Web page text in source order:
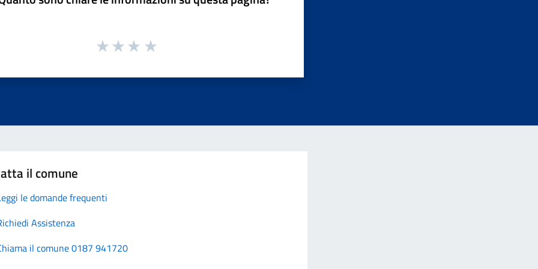
il comune
le domande frequenti
Assistenza
il comune 0187 941720